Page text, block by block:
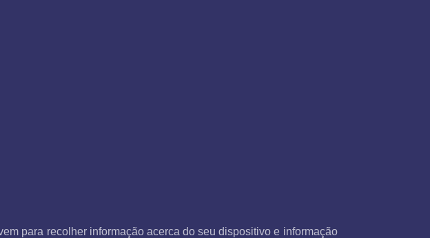
para recolher informação acerca do seu dispositivo e informação